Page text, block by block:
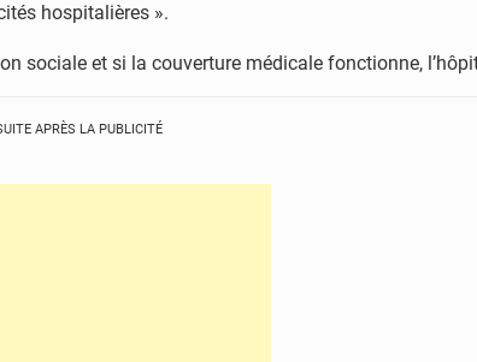
hospitalières ».
sociale et si la couverture médicale fonctionne,
APRÈS LA PUBLICITÉ